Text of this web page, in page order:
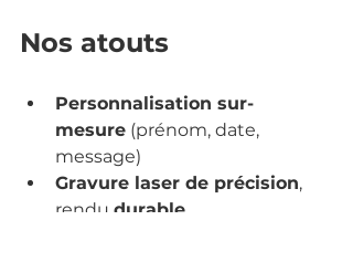
Nos atouts
Personnalisation sur-
mesure (prénom, date,
message)
Gravure laser de précision,
rendu durable